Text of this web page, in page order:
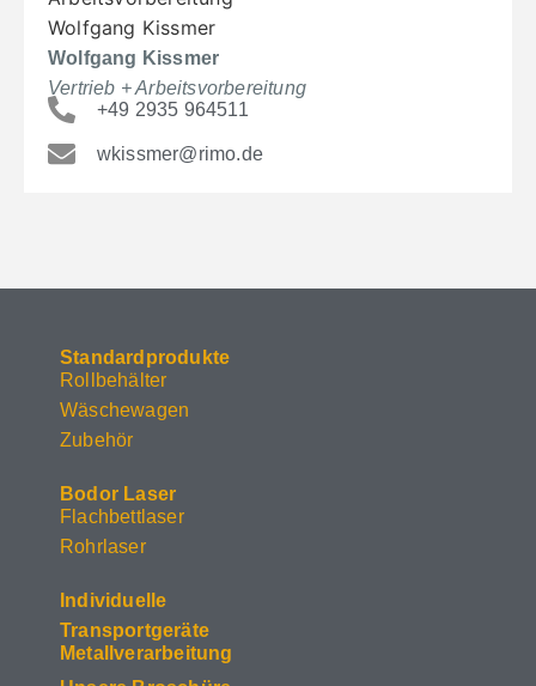
Wolfgang Kissmer
Vertrieb + Arbeitsvorbereitung
+49 2935 964511
wkissmer@rimo.de
Standardprodukte
Rollbehälter
Wäschewagen
Zubehör
Bodor Laser
Flachbettlaser
Rohrlaser
Individuelle
Transportgeräte
Metallverarbeitung